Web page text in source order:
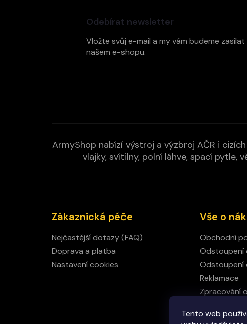
Tento web
Odebírat newsletter
Vložte svůj e-mail a my vám budeme
našem e-shopu.
ArmyShop nabízí výstroj a výzbroj AČR i
vlajky, svítilny, polní láhve, spací pytle,
Zákaznická péče
Nejčastější dotazy (FAQ)
Doprava a platba
Nastavení cookies
Vše o
Obchodní
Odstoupení
Odstoupení
Reklamace
Zpracování
Kontakt